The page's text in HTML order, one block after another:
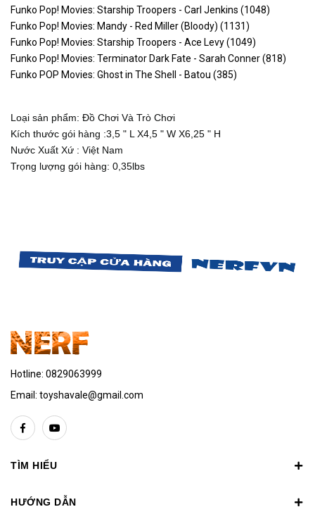
Funko Pop! Movies: Starship Troopers - Carl Jenkins (1048)
Funko Pop! Movies: Mandy - Red Miller (Bloody) (1131)
Funko Pop! Movies: Starship Troopers - Ace Levy (1049)
Funko Pop! Movies: Terminator Dark Fate - Sarah Conner (818)
Funko POP Movies: Ghost in The Shell - Batou (385)
Loại sản phẩm: Đồ Chơi Và Trò Chơi
Kích thước gói hàng :3,5 " L X4,5 " W X6,25 " H
Nước Xuất Xứ : Việt Nam
Trọng lượng gói hàng: 0,35lbs
Hotline: 0829063999
Email: toyshavale@gmail.com
TÌM HIỂU
HƯỚNG DẪN